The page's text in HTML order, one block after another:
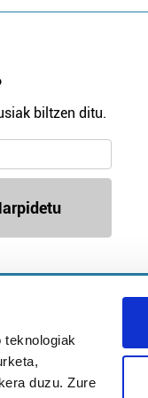
duzu. Zure
biltzen ditu.